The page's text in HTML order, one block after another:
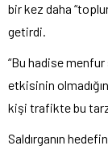
bir kez daha
getirdi.
“Bu hadise menfur
etkisinin
kişi trafikte bu tarz
Saldırganın